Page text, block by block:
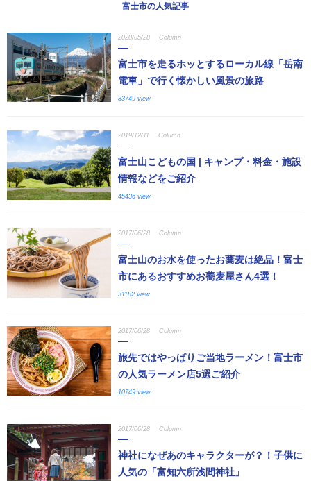
富士市の人気記事
2020/05/28 Column
富士市を走るホッとするローカル線「岳南
電車」で行く懐かしい風景の旅路
83749 view
2019/12/11 Column
富士山こどもの国 | キャンプ・料金・施設
情報などをご紹介
45436 view
2017/06/28 Column
富士山のお水を使ったお蕎麦は絶品！富士
市にあるおすすめお蕎麦屋さん4選！
31182 view
2017/06/28 Column
旅先ではやっぱりご当地ラーメン！富士市
の人気ラーメン店5選ご紹介
10749 view
2017/06/28 Column
神社になぜあのキャラクターが？！子供に
人気の「富知六所浅間神社」